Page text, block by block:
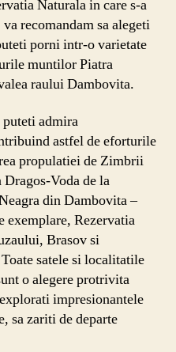
Naturala in care s-a
recomandam sa alegeti
porni intr-o varietate
muntilor Piatra
raului Dambovita.
admira
astfel de eforturile
propulatiei de Zimbrii
Voda de la
din Dambovita –
exemplare, Rezervatia
Brasov si
satele si localitatile
o alegere protrivita
impresionantele
sa zariti de departe